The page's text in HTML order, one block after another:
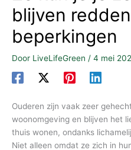
blijven
beperkingen
Door LiveLifeGreen / 4 mei
Ouderen zijn vaak zeer
woonomgeving en blijven het
thuis wonen, ondanks
Niet alleen omdat ze zich in